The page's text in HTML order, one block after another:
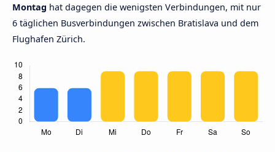
Montag hat dagegen die wenigsten Verbindungen, mit nur
6 täglichen Busverbindungen zwischen Bratislava und dem
Flughafen Zürich.